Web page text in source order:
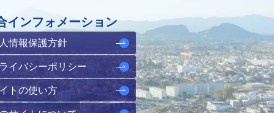
インフォメーション
情報保護方針
イバシーポリシー
トの使い方